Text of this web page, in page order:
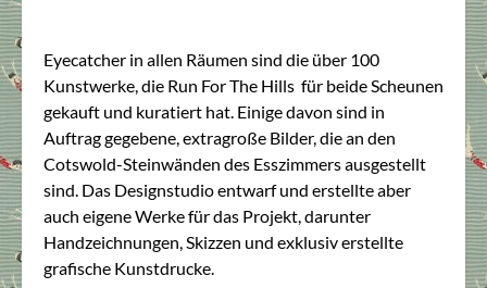
Eyecatcher in allen Räumen sind die über 100
Kunstwerke, die Run For The Hills für beide Scheunen
gekauft und kuratiert hat. Einige davon sind in
Auftrag gegebene, extragroße Bilder, die an den
Cotswold-Steinwänden des Esszimmers ausgestellt
sind. Das Designstudio entwarf und erstellte aber
auch eigene Werke für das Projekt, darunter
Handzeichnungen, Skizzen und exklusiv erstellte
grafische Kunstdrucke.